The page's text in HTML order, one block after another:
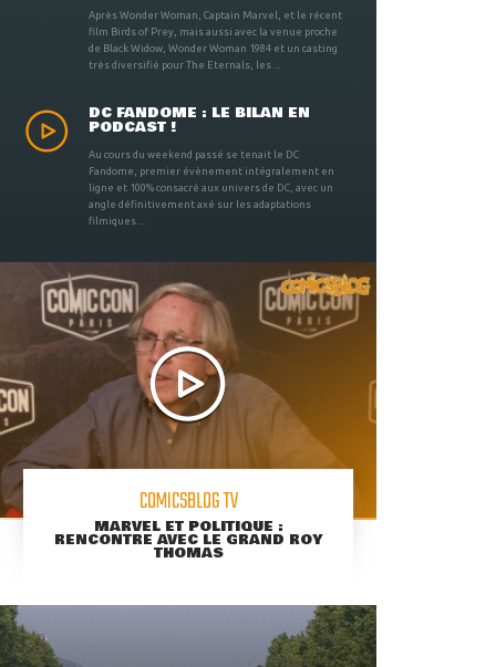
Après Wonder Woman, Captain Marvel, et le récent
film Birds of Prey, mais aussi avec la venue proche
de Black Widow, Wonder Woman 1984 et un casting
très diversifié pour The Eternals, les ...
DC FANDOME : LE BILAN EN
PODCAST !
Au cours du weekend passé se tenait le DC
Fandome, premier évènement intégralement en
ligne et 100% consacré aux univers de DC, avec un
angle définitivement axé sur les adaptations
filmiques ...
COMICSBLOG TV
MARVEL ET POLITIQUE :
RENCONTRE AVEC LE GRAND ROY
THOMAS